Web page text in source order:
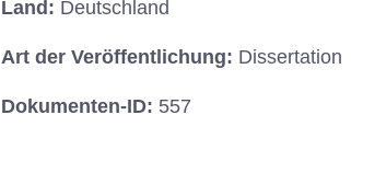
Land: Deutschland
Art der Veröffentlichung: Dissertation
Dokumenten-ID: 557